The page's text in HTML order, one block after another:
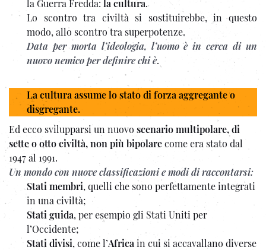
la Guerra Fredda: la cultura.
Lo scontro tra civiltà si sostituirebbe, in questo
modo, allo scontro tra superpotenze.
Data per morta l’ideologia, l’uomo è in cerca di un
nuovo nemico per definire chi è.
La cultura assume lo stato di forza aggregante o
disgregante.
Ed ecco svilupparsi un nuovo scenario multipolare, di
sette o otto civiltà, non più bipolarecome era stato dal
1947 al 1991.
Un mondo con nuove classificazioni e modi di raccontarsi:
Stati membri, quelli che sono perfettamente integrati
in una civiltà;
Stati guida, per esempio gli Stati Uniti per
l’Occidente;
Stati divisi, come l’Africa in cui si accavallano diverse